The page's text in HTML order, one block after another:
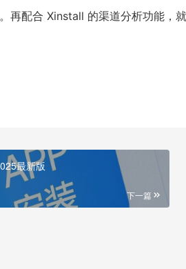
再配合 Xinstall 的渠道分析功能，就
最新版
下一篇